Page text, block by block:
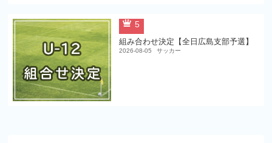
5
組み合わせ決定【全日広島支部予選】
2026-08-05 サッカー